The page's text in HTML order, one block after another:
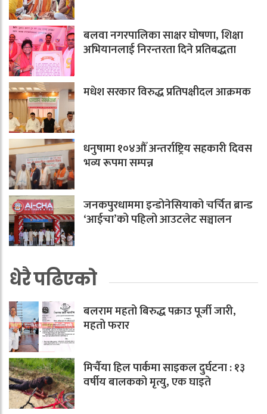
बलवा नगरपालिका साक्षर घोषणा, शिक्षा
अभियानलाई निरन्तरता दिने प्रतिबद्धता
मधेश सरकार विरुद्ध प्रतिपक्षीदल आक्रमक
धनुषामा १०४औँ अन्तर्राष्ट्रिय सहकारी दिवस
भव्य रूपमा सम्पन्न
जनकपुरधाममा इन्डोनेसियाको चर्चित ब्रान्ड
‘आईचा’को पहिलो आउटलेट सञ्चालन
धेरै पढिएको
बलराम महतो बिरुद्ध पक्राउ पूर्जी जारी,
महतो फरार
मिर्चैया हिल पार्कमा साइकल दुर्घटना : १३
वर्षीय बालकको मृत्यु, एक घाइते